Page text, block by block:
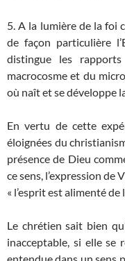
5. A la lumière de la foi
de façon particulière
distingue les
macrocosme et du
où naît et se développe
En vertu de cette
éloignées du
présence de Dieu
ce sens, l’expression
« l’esprit est alimenté de
Le chrétien sait bien
inacceptable, si elle se